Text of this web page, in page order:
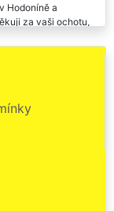
Hodoníně a
za vaši ochotu,
v Hodoníně.
Výborná
- Potřebujete
Jsme
vám toto
STĚHOVÁNÍ a